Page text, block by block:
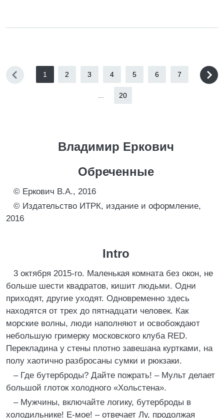
1 2 3 4 5 6 7
20
Владимир Еркович
Обреченные
© Еркович В.А., 2016
© Издательство ИТРК, издание и оформление,
2016
Intro
3 октября 2015-го. Маленькая комната без окон, не
больше шести квадратов, кишит людьми. Одни
приходят, другие уходят. Одновременно здесь
находятся от трех до пятнадцати человек. Как
морские волны, люди наполняют и освобождают
небольшую гримерку московского клуба RED.
Перекладина у стены плотно завешана куртками, на
полу хаотично разбросаны сумки и рюкзаки.
– Где бутерброды? Дайте пожрать! – Мульт делает
большой глоток холодного «Хольстена».
– Мужчины, включайте логику, бутерброды в
холодильнике! Е-мое! – отвечает Лу, продолжая